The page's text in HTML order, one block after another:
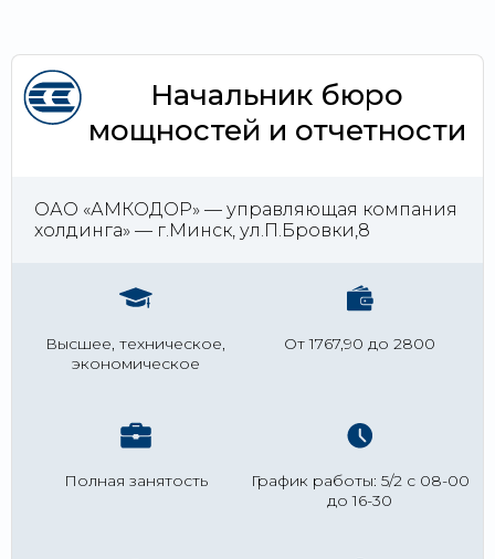
Начальник бюро
мощностей и отчетности
ОАО «АМКОДОР» — управляющая компания
холдинга» — г.Минск, ул.П.Бровки,8
Высшее, техническое,
экономическое
От 1767,90 до 2800
Полная занятость
График работы: 5/2 с 08-00
до 16-30